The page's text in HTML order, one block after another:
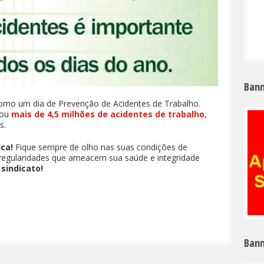
um dia de Prevenção de Acidentes de Trabalho.
mais de 4,5 milhões de acidentes de trabalho,
Fique sempre de olho nas suas condições de
que ameacem sua saúde e integridade